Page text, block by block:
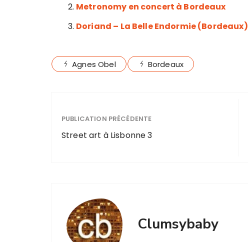
Metronomy en concert à Bordeaux
Doriand – La Belle Endormie (Bordeaux)
Agnes Obel Bordeaux
PUBLICATION PRÉCÉDENTE
Street art à Lisbonne 3
Clumsybaby